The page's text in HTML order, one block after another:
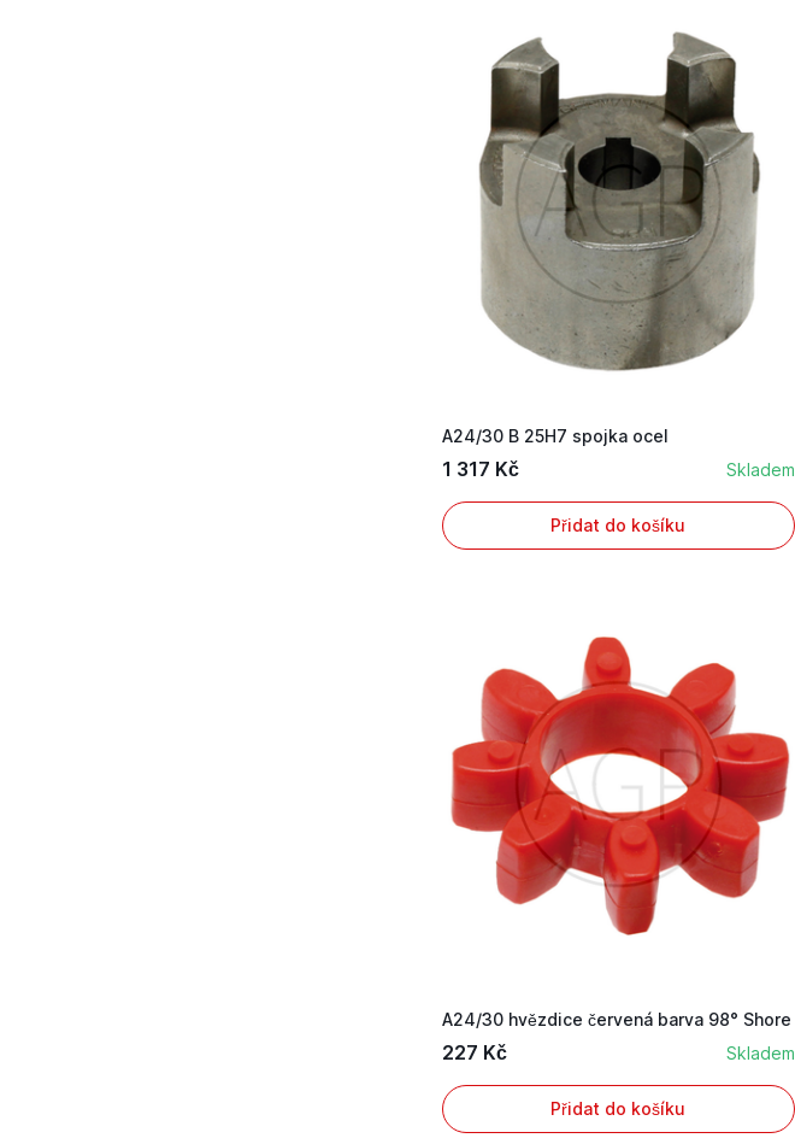
A24/30 B 25H7 spojka ocel
1 317 Kč Skladem
Přidat do košíku
A24/30 hvězdice červená barva 98° Shore
227 Kč Skladem
Přidat do košíku